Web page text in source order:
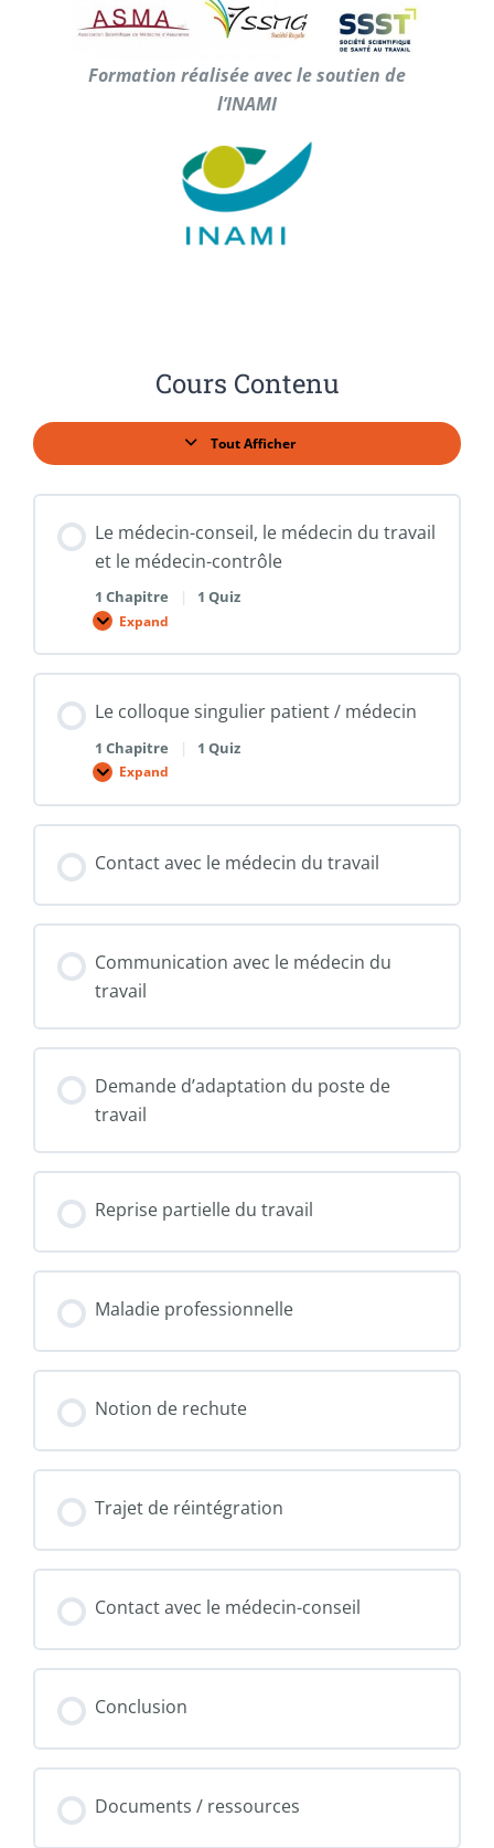
Formation réalisée avec le soutien de
l’INAMI
Cours Contenu
Tout Afficher
Leçons
Le médecin-conseil, le médecin du travail
et le médecin-contrôle
1 Chapitre | 1 Quiz
Expand
Le
conseil,
le
du
travail
et
le
médecin-
Le colloque singulier patient / médecin
1 Chapitre | 1 Quiz
Expand
Le
singulier
patient
médecin
Contact avec le médecin du travail
Communication avec le médecin du
travail
Demande d’adaptation du poste de
travail
Reprise partielle du travail
Maladie professionnelle
Notion de rechute
Trajet de réintégration
Contact avec le médecin-conseil
Conclusion
Documents / ressources